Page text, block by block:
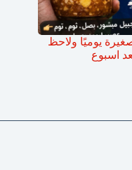
يوميًا ولاحظ
اسبوع